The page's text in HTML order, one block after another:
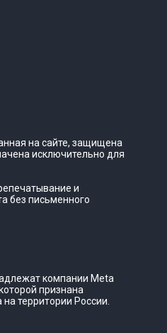
на сайте, защищена
исключительно для
и
без письменного
компании Meta
признана
территории России.